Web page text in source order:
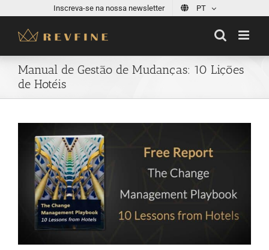
content
Inscreva-se na nossa newsletter PT
Manual de Gestão de Mudanças: 10 Lições
de Hotéis
Larger
Image